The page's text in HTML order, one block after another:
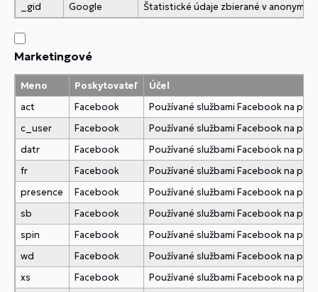
_gid
Google Štatistické údaje zbierané v
Marketingové
Meno Poskytovateľ
Účel
act
Facebook
Používané službami Facebook na
c_user
Facebook
Používané službami Facebook na
datr
Facebook
Používané službami Facebook na
fr
Facebook
Používané službami Facebook na
presence
Facebook
Používané službami Facebook na
sb
Facebook
Používané službami Facebook na
spin
Facebook
Používané službami Facebook na
wd
Facebook
Používané službami Facebook na
xs
Facebook
Používané službami Facebook na